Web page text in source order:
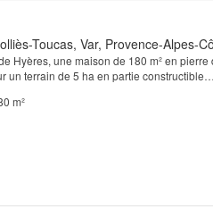
Toucas, Var, Provence-Alpes-
Hyères, une maison de 180 m² en
un terrain de 5 ha en partie constructible…
m²